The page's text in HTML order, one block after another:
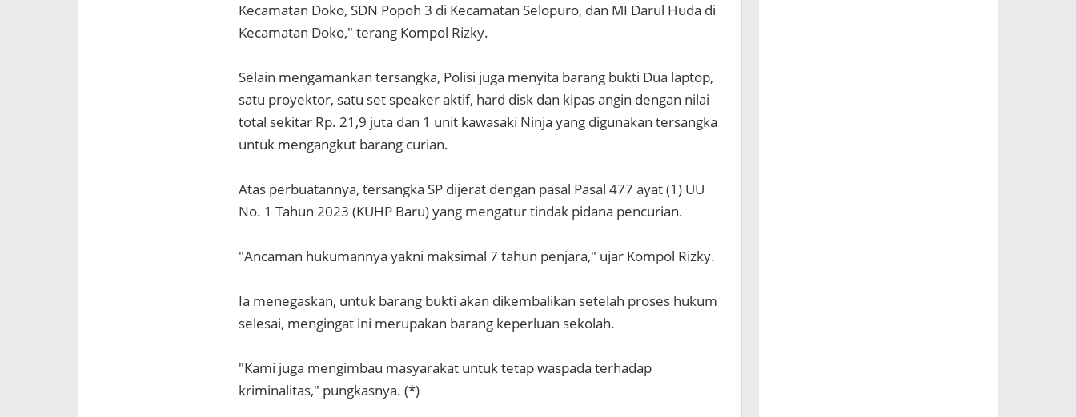
Kecamatan Doko, SDN Popoh 3 di Kecamatan Selopuro, dan MI Darul Huda di
Kecamatan Doko," terang Kompol Rizky.
Selain mengamankan tersangka, Polisi juga menyita barang bukti Dua laptop,
satu proyektor, satu set speaker aktif, hard disk dan kipas angin dengan nilai
total sekitar Rp. 21,9 juta dan 1 unit kawasaki Ninja yang digunakan tersangka
untuk mengangkut barang curian.
Atas perbuatannya, tersangka SP dijerat dengan pasal Pasal 477 ayat (1) UU
No. 1 Tahun 2023 (KUHP Baru) yang mengatur tindak pidana pencurian.
"Ancaman hukumannya yakni maksimal 7 tahun penjara," ujar Kompol Rizky.
Ia menegaskan, untuk barang bukti akan dikembalikan setelah proses hukum
selesai, mengingat ini merupakan barang keperluan sekolah.
"Kami juga mengimbau masyarakat untuk tetap waspada terhadap
kriminalitas," pungkasnya. (*)